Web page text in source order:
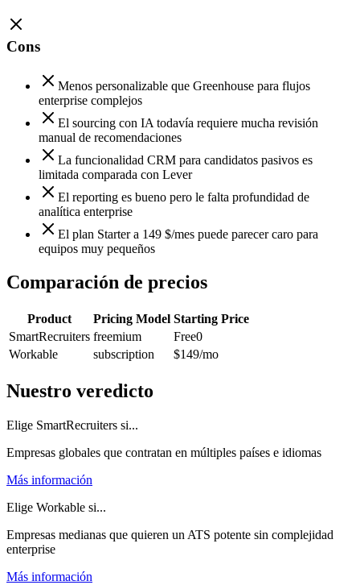
Cons
Menos personalizable que Greenhouse para flujos
enterprise complejos
El sourcing con IA todavía requiere mucha revisión
manual de recomendaciones
La funcionalidad CRM para candidatos pasivos es
limitada comparada con Lever
El reporting es bueno pero le falta profundidad de
analítica enterprise
El plan Starter a 149 $/mes puede parecer caro para
equipos muy pequeños
Comparación de precios
Product Pricing Model Starting Price
SmartRecruiters freemium Free0
Workable
subscription $149/mo
Nuestro veredicto
Elige SmartRecruiters si...
Empresas globales que contratan en múltiples países e idiomas
Más información
Elige Workable si...
Empresas medianas que quieren un ATS potente sin complejidad
enterprise
Más información